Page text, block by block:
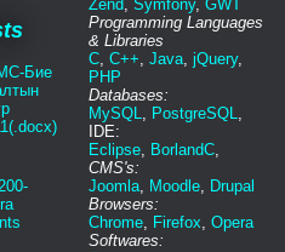
Бие
Zend, Symfony, GWT
Programming Languages
& Libraries
C, C++, Java, jQuery,
PHP
Databases:
MySQL, PostgreSQL,
IDE:
Eclipse, BorlandC,
CMS's:
Joomla, Moodle, Drupal
Browsers:
Chrome, Firefox, Opera
Softwares: